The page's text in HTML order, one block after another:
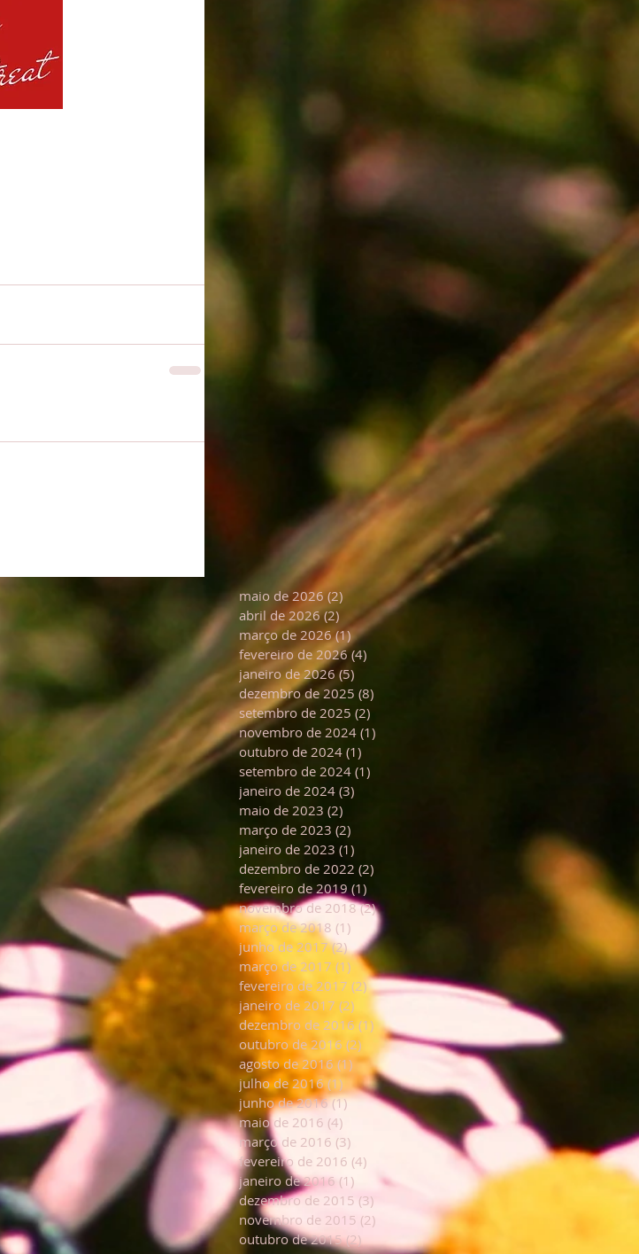
maio de 2026 (2) 2 posts
abril de 2026 (2) 2 posts
março de 2026 (1)1 post
fevereiro de 2026 (4)
janeiro de 2026 (5)
dezembro de 2025 (8)
setembro de 2025 (2)
novembro de 2024 (1)
outubro de 2024 (1)
setembro de 2024 (1)
janeiro de 2024 (3)
maio de 2023 (2)
março de 2023 (2)
janeiro de 2023 (1)
dezembro de 2022 (2)
fevereiro de 2019 (1)
novembro de 2018 (2)2 posts
março de 2018 (1) 1 post
junho de 2017 (2)2 posts
março de 2017 (1) 1 post
fevereiro de 2017 (2)2 posts
janeiro de 2017 (2)
dezembro de 2016 (1)1 post
outubro de 2016 (2) 2 posts
agosto de 2016 (1) 1 post
julho de 2016 (1)1 post
junho de 2016 (1)1 post
maio de 2016 (4)
março de 2016 (3)
fevereiro de 2016 (4)
janeiro de 2016 (1) 1 post
dezembro de 2015 (3)
novembro de 2015 (2)
outubro de 2015 (2)2 posts